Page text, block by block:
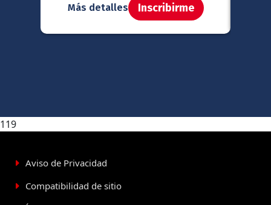
Más detalles Inscribirme
119
Aviso de Privacidad
Compatibilidad de sitio